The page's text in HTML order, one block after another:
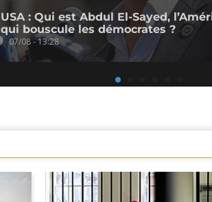
USA : Qui est Abdul El-Sayed,
qui bouscule les démocrates ?
07/08 - 13:28